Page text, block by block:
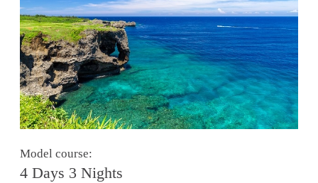
Model course:
4 Days 3 Nights